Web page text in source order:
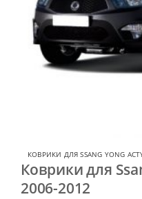
КОВРИКИ ДЛЯ SSANG YONG
Коврики для
2006-2012